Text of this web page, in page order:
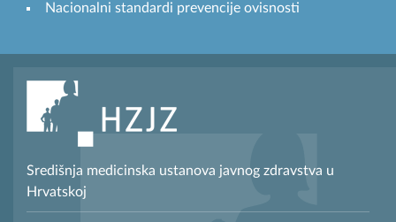
Nacionalni standardi prevencije ovisnosti
Središnja medicinska ustanova javnog zdravstva u
Hrvatskoj